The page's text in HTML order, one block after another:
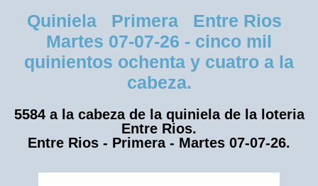
Quiniela Primera Entre Rios
Martes 07-07-26 - cinco mil
quinientos ochenta y cuatro a la
cabeza.
5584 a la cabeza de la quiniela de la loteria
Entre Rios.
Entre Rios - Primera - Martes 07-07-26.